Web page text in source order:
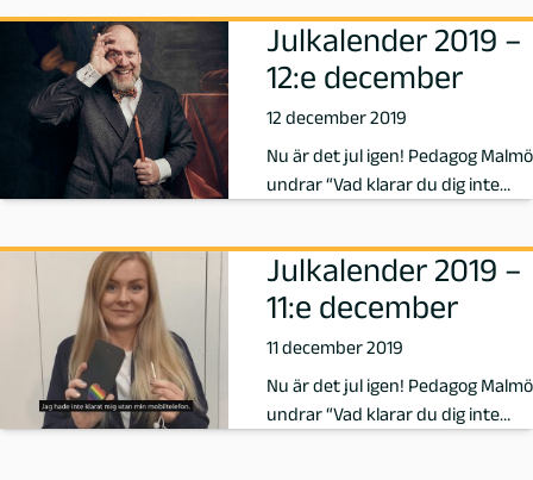
Julkalender 2019 –
12:e december
12 december 2019
Nu är det jul igen! Pedagog Malmö
undrar “Vad klarar du dig inte
Julkalender 2019 –
11:e december
11 december 2019
Nu är det jul igen! Pedagog Malmö
undrar “Vad klarar du dig inte